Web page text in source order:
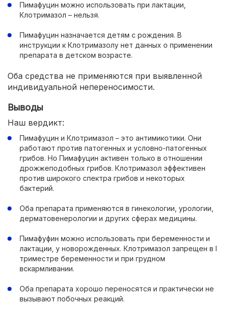
Пимафуцин можно использовать при лактации,
Клотримазол – нельзя.
Пимафуцин назначается детям с рождения. В
инструкции к Клотримазолу нет данных о применении
препарата в детском возрасте.
Оба средства не применяются при выявленной
индивидуальной непереносимости.
Выводы
Наш вердикт:
Пимафуцин и Клотримазол – это антимикотики. Они
работают против патогенных и условно-патогенных
грибов. Но Пимафуцин активен только в отношении
дрожжеподобных грибов. Клотримазол эффективен
против широкого спектра грибов и некоторых
бактерий.
Оба препарата применяются в гинекологии, урологии,
дерматовенерологии и других сферах медицины.
Пимафуфин можно использовать при беременности и
лактации, у новорожденных. Клотримазол запрещен в I
триместре беременности и при грудном
вскармливании.
Оба препарата хорошо переносятся и практически не
вызывают побочных реакций.